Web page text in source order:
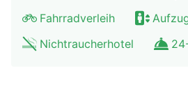
Die Hotelstars Union vergibt
Fahrradverleih
Nichtraucherhotel